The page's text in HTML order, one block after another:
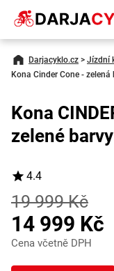
Darjacyklo.cz > Jízdní
Kona Cinder Cone - zelená
Kona
zelené barvy
4.4
19 999 Kč
14 999 Kč
Cena včetně DPH